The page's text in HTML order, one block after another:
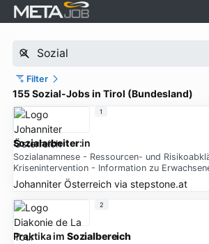
Filter
155 Sozial-Jobs in Tirol (Bundesland)
Sozialarbeiter:in
Sozialanamnese - Ressourcen- und
Krisenintervention - Information zu
Johanniter Österreichvia stepstone.at
1
Praktika im Sozialbereich
2